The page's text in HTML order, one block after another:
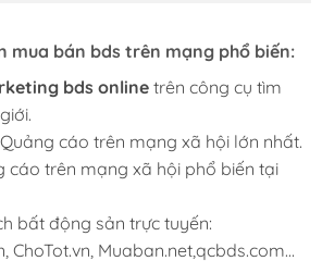
mua bán bds trên mạng phổ biến:
bds onlinetrên công cụ tìm
cáo trên mạng xã hội lớn nhất.
cáo trên mạng xã hội phổ biến tại
bất động sản trực tuyến:
ChoTot.vn, Muaban.net,qcbds.com…